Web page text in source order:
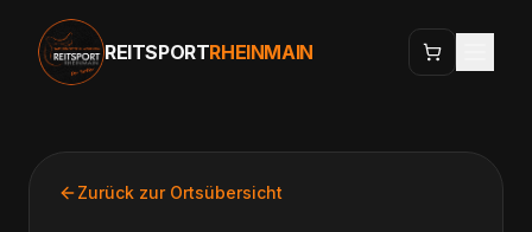
REITSPORTRHEINMAIN
Zurück zur Ortsübersicht